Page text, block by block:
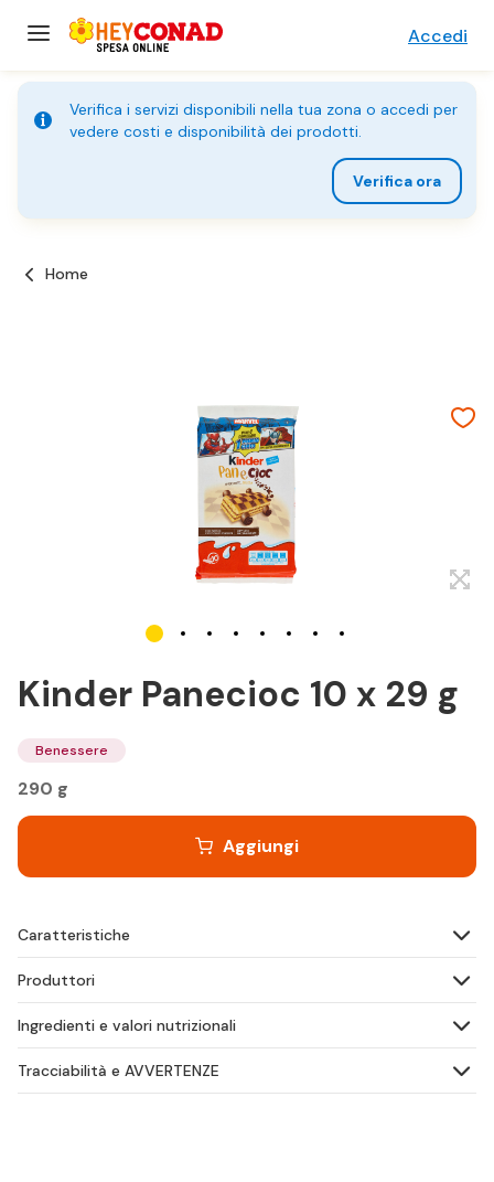
Accedi
Verifica i servizi disponibili nella tua zona o accedi per
vedere costi e disponibilità dei prodotti.
Verifica ora
Home
Kinder Panecioc 10 x 29 g
Benessere
290 g
Aggiungi
Caratteristiche
Produttori
Ingredienti e valori nutrizionali
Tracciabilità e AVVERTENZE